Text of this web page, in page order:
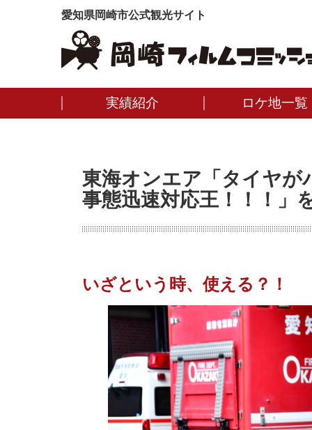
愛知県岡崎市公式観光サイト
実績紹介 ロケ地一覧
東海オンエア「タイヤが
事態迅速対応王！！！」
いざという時、使える？！